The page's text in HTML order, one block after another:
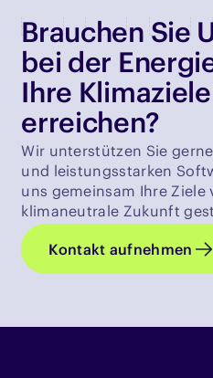
Brauchen Sie
bei der
Ihre
erreichen?
Wir unterstützen Sie
und leistungsstarken
uns gemeinsam Ihre
klimaneutrale Zukunft
Kontakt aufnehmen